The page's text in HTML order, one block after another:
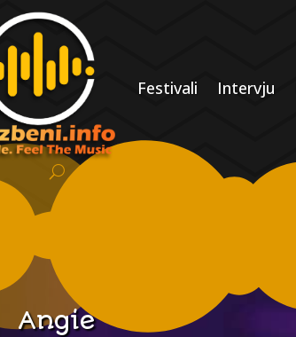
Festivali Intervju
Angie